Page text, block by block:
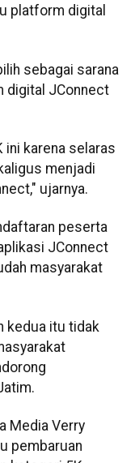
platform digital
sebagai sarana
digital JConnect
ini karena selaras
menjadi
ujarnya.
peserta
JConnect
masyarakat
kedua itu tidak
Media Verry
pembaruan